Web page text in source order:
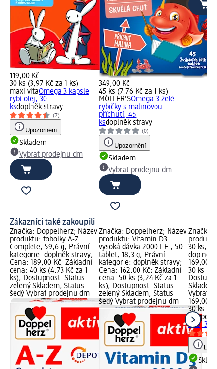
119,00 Kč
30 ks (3,97 Kč za 1 ks)
maxi vitaOmega 3 kapsle
rybí olej, 30
ksdoplněk stravy
(7)
Upozornění
Skladem
Vybrat prodejnu dm
349,00 Kč
45 ks (7,76 Kč za 1 ks)
MÖLLER'SOmega-3 želé
rybičky s malinovou
příchutí, 45
ksdoplněk stravy
(0)
Upozornění
Skladem
Vybrat prodejnu dm
Zákazníci také zakoupili
Značka: Doppelherz; Název
produktu: tobolky A-Z
Complete, 59,6 g; Právní
kategorie: doplněk stravy;
Cena: 189,00 Kč; Základní
cena: 40 ks (4,73 Kč za 1
ks); Dostupnost: Status
zelený Skladem, Status
šedý Vybrat prodejnu dm
Značka: Doppelherz; Název
produktu: Vitamín D3
vysoká dávka 2000 I.E., 50
tablet, 18,3 g; Právní
kategorie: doplněk stravy;
Cena: 162,00 Kč; Základní
cena: 50 ks (3,24 Kč za 1
ks); Dostupnost: Status
zelený Skladem, Status
šedý Vybrat prodejnu dm
Značka:
30 ks;
doplněk
169,00
30 ks
Vybrat
169,00
30 ks
500, 30